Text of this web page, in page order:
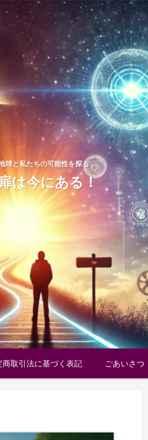
球と私たちの可能性を探る
は今にある！
商取引法に基づく表記 ごあいさつ